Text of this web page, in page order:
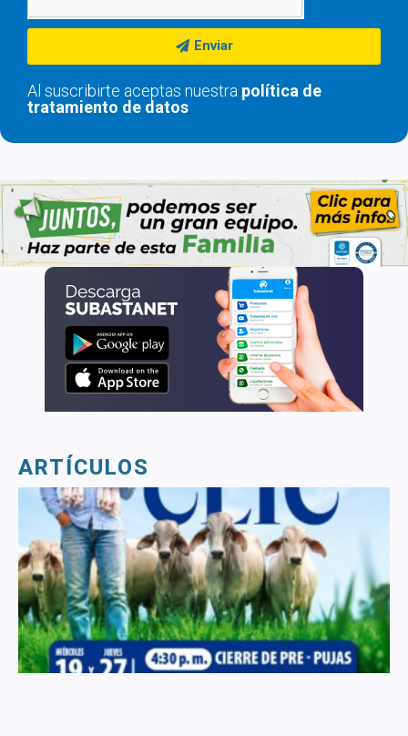
Enviar
Al suscribirte aceptas nuestra política de
tratamiento de datos
ARTÍCULOS